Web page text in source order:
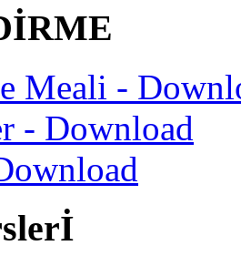
Meali -
- Download